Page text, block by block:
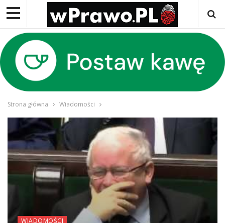
Strona główna Wiadomości
WIADOMOŚCI